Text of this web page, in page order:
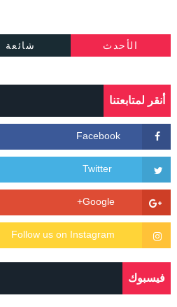
الأحدث شائعة
أنقر لمتابعتنا
فيسبوك